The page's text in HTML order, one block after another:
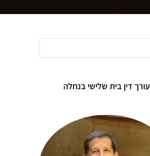
עורך דין בית שלישי בנחלה